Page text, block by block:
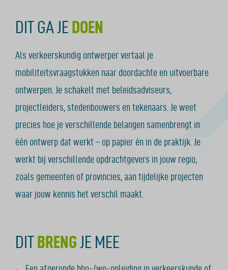
DIT GA JE DOEN
Als verkeerskundig ontwerper vertaal je
mobiliteitsvraagstukken naar doordachte en uitvoerbare
ontwerpen. Je schakelt met beleidsadviseurs,
projectleiders, stedenbouwers en tekenaars. Je weet
precies hoe je verschillende belangen samenbrengt in
één ontwerp dat werkt – op papier én in de praktijk. Je
werkt bij verschillende opdrachtgevers in jouw regio,
zoals gemeenten of provincies, aan tijdelijke projecten
waar jouw kennis het verschil maakt.
DITBRENG JE MEE